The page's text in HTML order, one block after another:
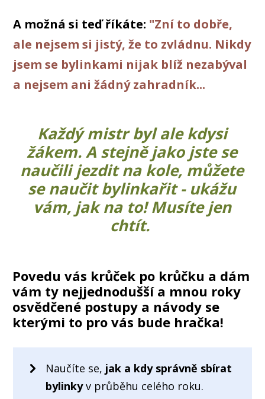
A možná si teď říkáte: "Zní to dobře,
ale nejsem si jistý, že to zvládnu. Nikdy
jsem se bylinkami nijak blíž nezabýval
a nejsem ani žádný zahradník...
Každý mistr byl ale kdysi
žákem. A stejně jako jste se
naučili jezdit na kole, můžete
se naučit bylinkařit - ukážu
vám, jak na to! Musíte jen
chtít.
Povedu vás krůček po krůčku a dám
vám ty nejjednodušší a mnou roky
osvědčené postupy a návody se
kterými to pro vás bude hračka!
Naučíte se, jak a kdy správně sbírat
bylinkyv průběhu celého roku.